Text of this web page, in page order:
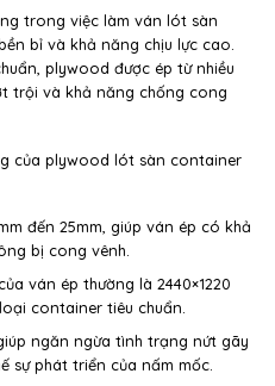
trong việc làm ván lót sàn
bỉ và khả năng chịu lực cao.
plywood được ép từ nhiều
trội và khả năng chống cong
của plywood lót sàn container
đến 25mm, giúp ván ép có khả
bị cong vênh.
ván ép thường là 2440×1220
container tiêu chuẩn.
ngăn ngừa tình trạng nứt gãy
sự phát triển của nấm mốc.